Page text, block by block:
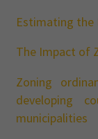
Estimating the
The Impact of
Zoning
developing
municipalities